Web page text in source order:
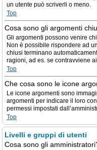
un utente può scriverli o meno.
Top
Cosa sono gli argomenti
Gli argomenti possono venire
Non è possibile rispondere ad
chiusi terminano
ragioni, ad es. se contravviene
Top
Che cosa sono le icone
Le icone argomenti sono
argomenti per indicare il loro
permessi impostati
Top
Livelli e gruppi di utenti
Cosa sono gli